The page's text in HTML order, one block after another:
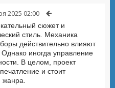
2025 02:00
сюжет и
стиль. Механика
действительно влияют
иногда управление
В целом, проект
и стоит